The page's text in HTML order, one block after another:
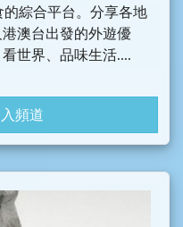
的綜合平台。分享各地
澳台出發的外遊優
世界、品味生活....
頻道